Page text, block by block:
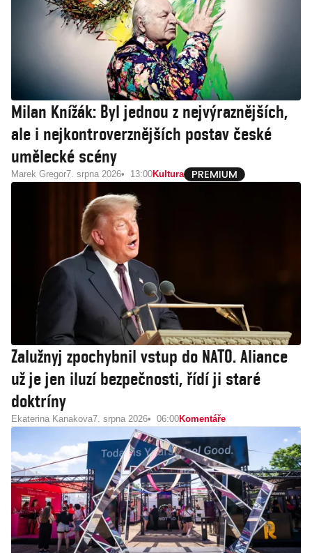
Milan Knížák: Byl jednou z nejvýraznějších,
ale i nejkontroverznějších postav české
umělecké scény
Marek Gregor7. srpna 2026 13:00Kultura
Zalužnyj zpochybnil vstup do NATO. Aliance
už je jen iluzí bezpečnosti, řídí ji staré
doktríny
Ekaterina Kanakova7. srpna 2026 06:00Komentáře